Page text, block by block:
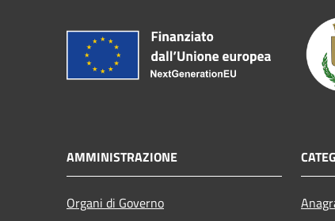
AMMINISTRAZIONE
Organi di Governo